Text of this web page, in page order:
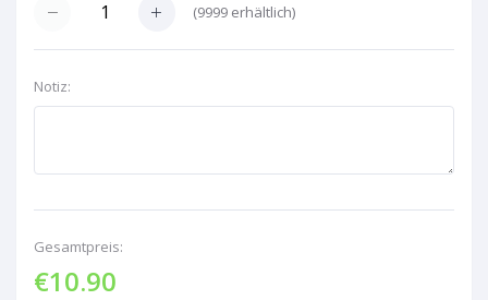
(9999 erhältlich)
Notiz:
Gesamtpreis:
€10.90